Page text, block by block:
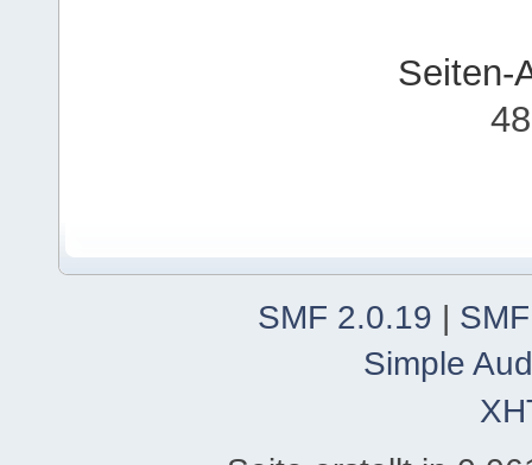
Seiten-
SMF 2.0.19 |
Simple